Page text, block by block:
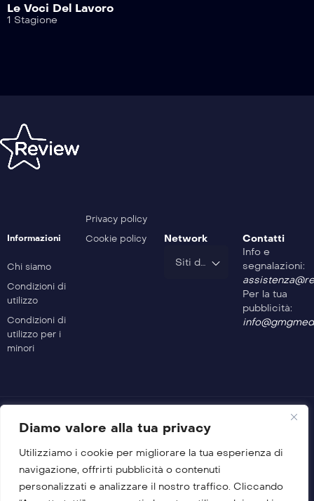
Diamo valore alla tua privacy
Utilizziamo i cookie per migliorare la tua esperienza di
navigazione, offrirti pubblicità o contenuti
personalizzati e analizzare il nostro traffico. Cliccando
Le Voci Del Lavoro
1 Stagione
Informazioni
Chi siamo
Condizioni di
utilizzo
Condizioni di
utilizzo per i
minori
Privacy policy
Cookie policy
Network
Siti del Gruppo
Contatti
Info e
segnalazioni:
Per la tua
pubblicità:
© 2026 GMG Media Company Di Mossutti Gianluca
Sede legale: Corso Umberto Maddalena 25 – Cap 83030 –
Venticano (AV)